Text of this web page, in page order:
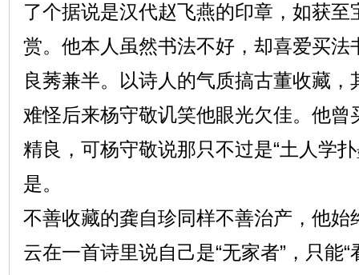
了个据说是汉代赵飞燕的印章，如获至
赏。他本人虽然书法不好，却喜爱买法
良莠兼半。以诗人的气质搞古董收藏
难怪后来杨守敬讥笑他眼光欠佳。他曾
精良，可杨守敬说那只不过是“土人学
是。
不善收藏的龚自珍同样不善治产，他始
云在一首诗里说自己是“无家者”，只能